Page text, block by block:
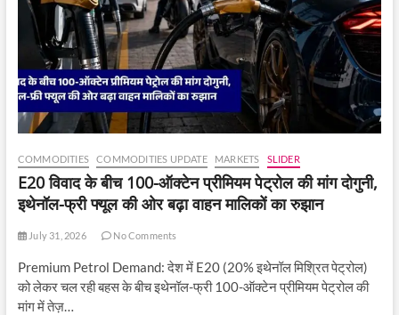
COMMODITIES COMMODITIES UPDATE MARKETS SLIDER
E20 विवाद के बीच 100-ऑक्टेन प्रीमियम पेट्रोल की मांग दोगुनी,
इथेनॉल-फ्री फ्यूल की ओर बढ़ा वाहन मालिकों का रुझान
July 31, 2026 No Comments
Premium Petrol Demand: देश में E20 (20% इथेनॉल मिश्रित पेट्रोल)
को लेकर चल रही बहस के बीच इथेनॉल-फ्री 100-ऑक्टेन प्रीमियम पेट्रोल की
मांग में तेज़…